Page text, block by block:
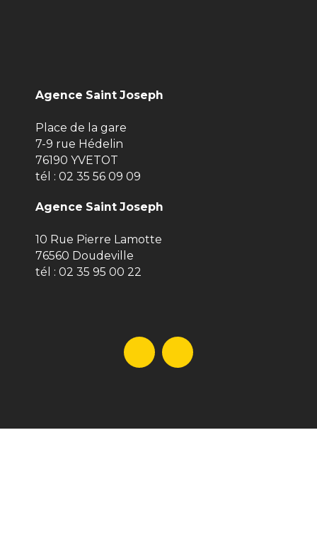
Agence Saint Joseph
Place de la gare
7-9 rue Hédelin
76190 YVETOT
tél : 02 35 56 09 09
Agence Saint Joseph
10 Rue Pierre Lamotte
76560 Doudeville
tél : 02 35 95 00 22